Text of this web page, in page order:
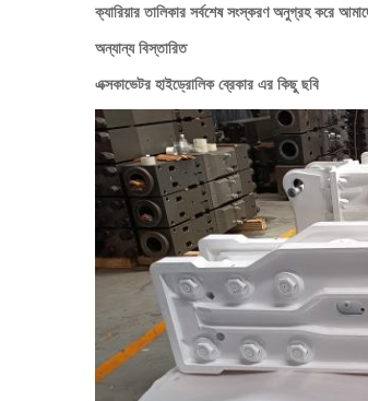
ক্যারিয়ার তালিকার সর্বশেষ সংস্করণ অনুগ্রহ করে
অন্যান্য বিস্তারিত
এক্সকাভেটর হাইড্রোলিক ব্রেকার এর কিছু ছবি